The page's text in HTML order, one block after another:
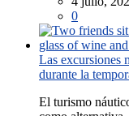
0
Las excursiones
durante la
El turismo